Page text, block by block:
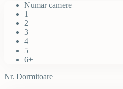
Numar camere
1
2
3
4
5
6+
Nr. Dormitoare